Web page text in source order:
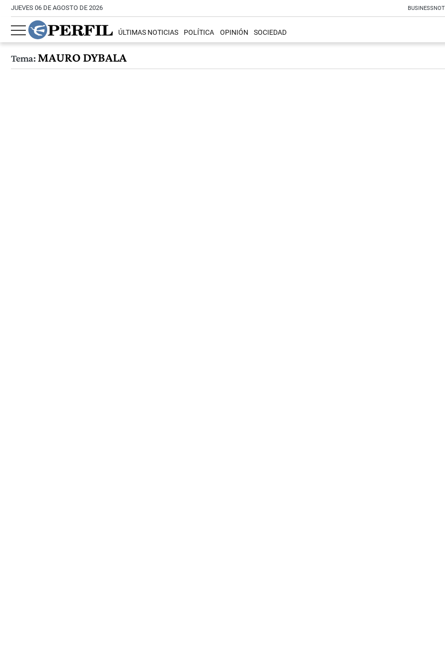
JUEVES 06 DE AGOSTO DE 2026 BUSINESS
ÚLTIMAS NOTICIAS POLÍTICA OPINIÓN SOCIEDAD
Tema:MAURO DYBALA